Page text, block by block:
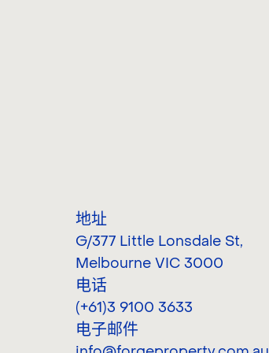
地址
G/377 Little Lonsdale St,
Melbourne VIC 3000
电话
(+61)3 9100 3633
电子邮件